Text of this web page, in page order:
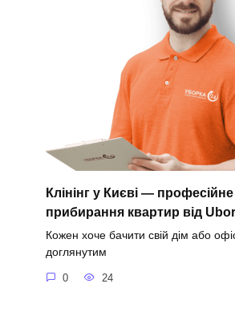
Клінінг у Києві — професійне
прибирання квартир від
Кожен хоче бачити свій дім або
доглянутим
0 24